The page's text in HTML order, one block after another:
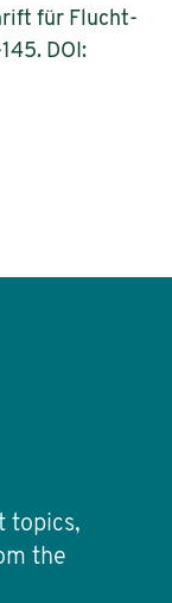
für Flucht-
DOI:
topics,
the